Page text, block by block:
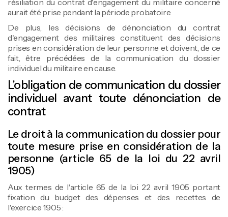
résiliation du contrat d'engagement du militaire concerné
aurait été prise pendant la période probatoire.
De plus, les décisions de dénonciation du contrat
d'engagement des militaires constituent des décisions
prises en considération de leur personne et doivent, de ce
fait, être précédées de la communication du dossier
individuel du militaire en cause.
L'obligation de communication du dossier
individuel avant toute dénonciation de
contrat
Le droit à la communication du dossier pour
toute mesure prise en considération de la
personne (article 65 de la loi du 22 avril
1905)
Aux termes de l'article 65 de la loi 22 avril 1905 portant
fixation du budget des dépenses et des recettes de
l'exercice 1905 :